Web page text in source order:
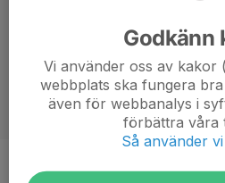
Position
-
Godkänn
Vi använder oss av kakor
webbplats ska fungera
även för webbanalys i
förbättra våra
Så använder